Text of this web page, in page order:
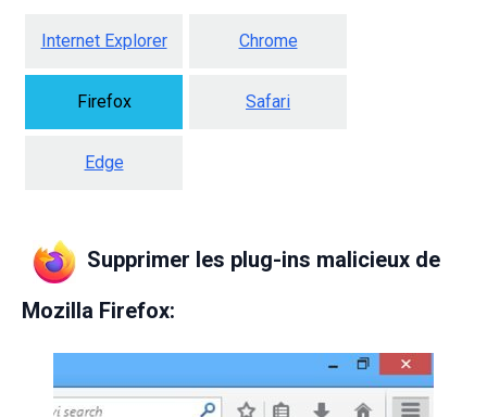
Internet Explorer Chrome
Firefox Safari
Edge
Supprimer les plug-ins malicieux de
Mozilla Firefox: